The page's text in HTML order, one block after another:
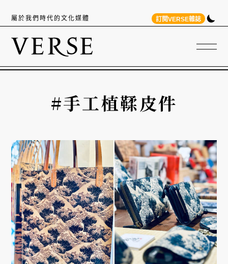
屬於我們時代的文化媒體 訂閱VERSE雜誌
#手工植鞣皮件